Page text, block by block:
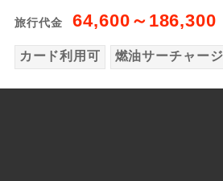
旅行代金 64,600～186,300
カード利用可 燃油サーチャー
旅行代金に各国空港の旅客
温泉地にも宿泊
露天風呂